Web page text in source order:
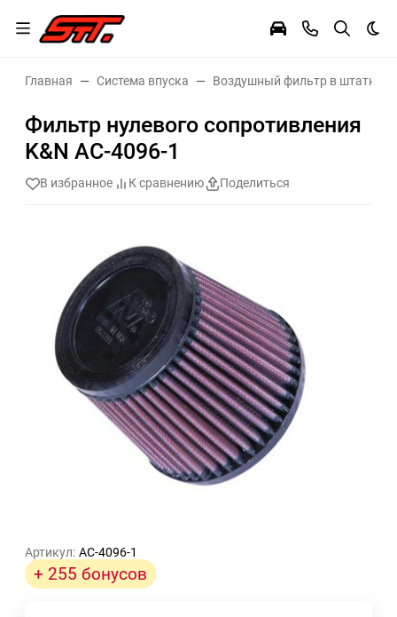
Главная Система впуска Воздушный фильтр в штатное
Фильтр нулевого сопротивления
K&N AC-4096-1
В избранное К сравнению Поделиться
Артикул: AC-4096-1
+ 255 бонусов